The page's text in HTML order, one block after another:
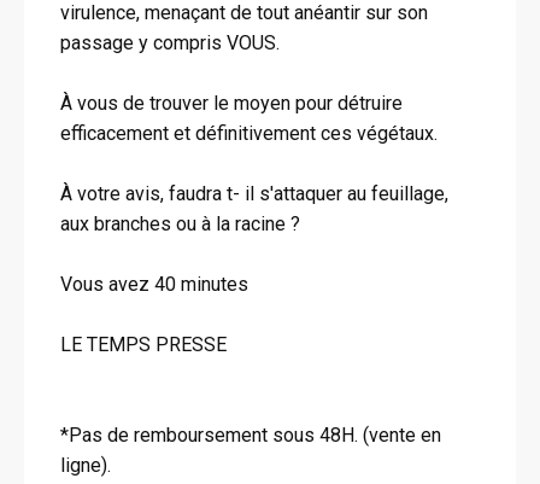
virulence, menaçant de tout anéantir sur son
passage y compris VOUS.
À vous de trouver le moyen pour détruire
efficacement et définitivement ces végétaux.
À votre avis, faudra t- il s'attaquer au feuillage,
aux branches ou à la racine ?
Vous avez 40 minutes
LE TEMPS PRESSE
*Pas de remboursement sous 48H. (vente en
ligne).